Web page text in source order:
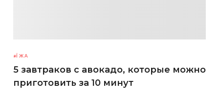
ЇЖА
5 завтраков с авокадо, которые можно
приготовить за 10 минут